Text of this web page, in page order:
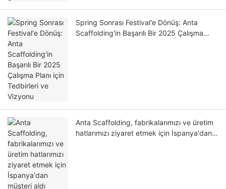
Spring Sonrası Festival'e Dönüş: Anta
Scaffolding'in Başarılı Bir 2025 Çalışma
Anta Scaffolding, fabrikalarımızı ve üretim
hatlarımızı ziyaret etmek için İspanya'dan